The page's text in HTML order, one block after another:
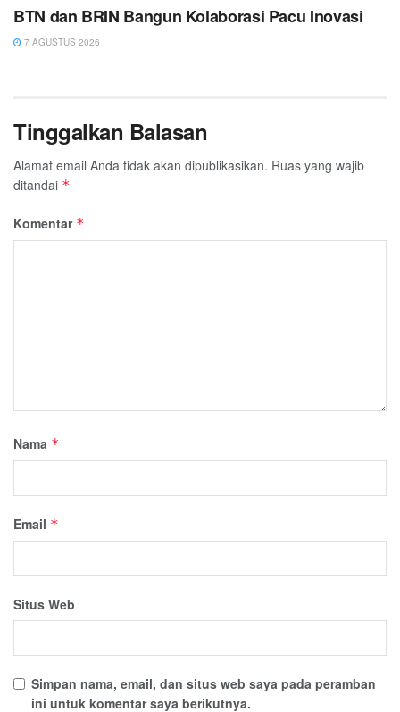
BTN dan BRIN Bangun Kolaborasi Pacu Inovasi
7 AGUSTUS 2026
Tinggalkan Balasan
Alamat email Anda tidak akan dipublikasikan. Ruas yang wajib
ditandai *
Komentar *
Nama *
Email *
Situs Web
Simpan nama, email, dan situs web saya pada peramban
ini untuk komentar saya berikutnya.